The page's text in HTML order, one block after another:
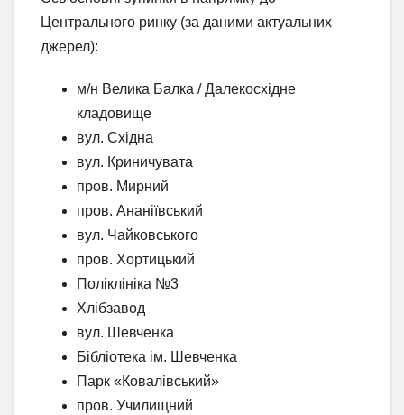
Центрального ринку (за даними актуальних
джерел):
м/н Велика Балка / Далекосхідне
кладовище
вул. Східна
вул. Криничувата
пров. Мирний
пров. Ананіївський
вул. Чайковського
пров. Хортицький
Поліклініка №3
Хлібзавод
вул. Шевченка
Бібліотека ім. Шевченка
Парк «Ковалівський»
пров. Училищний